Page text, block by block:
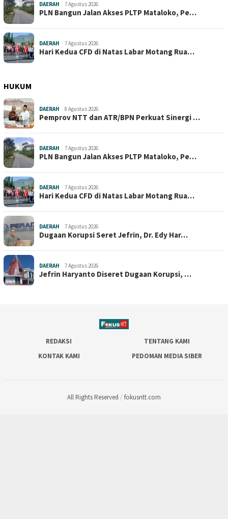
DAERAH 7 Agustus 2026
PLN Bangun Jalan Akses PLTP Mataloko, Pe…
DAERAH 7 Agustus 2026
Hari Kedua CFD di Natas Labar Motang Rua…
HUKUM
DAERAH 8 Agustus 2026
Pemprov NTT dan ATR/BPN Perkuat Sinergi …
DAERAH 7 Agustus 2026
PLN Bangun Jalan Akses PLTP Mataloko, Pe…
DAERAH 7 Agustus 2026
Hari Kedua CFD di Natas Labar Motang Rua…
DAERAH 7 Agustus 2026
Dugaan Korupsi Seret Jefrin, Dr. Edy Har…
DAERAH 7 Agustus 2026
Jefrin Haryanto Diseret Dugaan Korupsi, …
REDAKSI
TENTANG KAMI
KONTAK KAMI
PEDOMAN MEDIA SIBER
All Rights Reserved / fokusntt.com